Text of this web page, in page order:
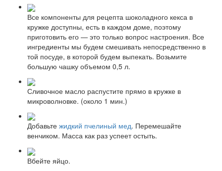
Все компоненты для рецепта шоколадного кекса в
кружке доступны, есть в каждом доме, поэтому
приготовить его — это только вопрос настроения. Все
ингредиенты мы будем смешивать непосредственно в
той посуде, в которой будем выпекать. Возьмите
большую чашку объемом 0,5 л.
Сливочное масло распустите прямо в кружке в
микроволновке. (около 1 мин.)
Добавьте жидкий пчелиный мед. Перемешайте
венчиком. Масса как раз успеет остыть.
Вбейте яйцо.